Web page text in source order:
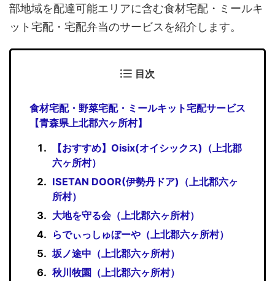
部地域を配達可能エリアに含む食材宅配・ミールキ
ット宅配・宅配弁当のサービスを紹介します。
目次
食材宅配・野菜宅配・ミールキット宅配サービス
【青森県上北郡六ヶ所村】
【おすすめ】Oisix(オイシックス)（上北郡
六ヶ所村）
ISETAN DOOR(伊勢丹ドア)（上北郡六ヶ
所村）
大地を守る会（上北郡六ヶ所村）
らでぃっしゅぼーや（上北郡六ヶ所村）
坂ノ途中（上北郡六ヶ所村）
秋川牧園（上北郡六ヶ所村）